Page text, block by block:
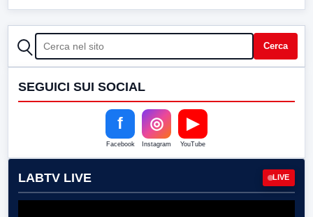
CERCA Cerca
SEGUICI SUI SOCIAL
f
Facebook
◎
Instagram
▶
YouTube
LABTV LIVE LIVE